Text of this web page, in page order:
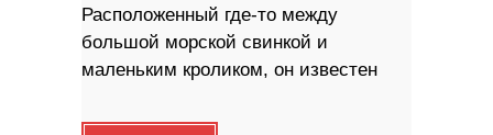
Расположенный где-то между
большой морской свинкой и
маленьким кроликом, он известен